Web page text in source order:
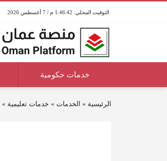
1:46:42 م / 7 أغسطس 2026
خدمات حكومية
الرئيسية » الخدمات » خدمات تعليمية »